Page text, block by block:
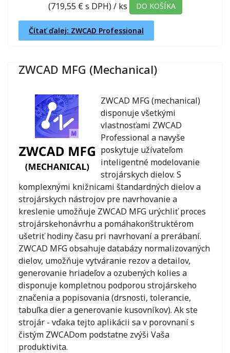
(719,55 € s DPH) / ks DO KOŠÍKA
Čítať ďalej: ZWCAD Professional
ZWCAD MFG (Mechanical)
ZWCAD MFG (mechanical)
disponuje všetkými
vlastnosťami ZWCAD
Professional a navyše
poskytuje užívateľom
inteligentné modelovanie
strojárskych dielov. S
komplexnými knižnicami štandardných dielov a
strojárskych nástrojov pre navrhovanie a
kreslenie umožňuje ZWCAD MFG urýchliť proces
strojárskehonávrhu a pomáhakonštruktérom
ušetriť hodiny času pri navrhovaní a prerábaní.
ZWCAD MFG obsahuje databázy normalizovaných
dielov, umožňuje vytváranie rezov a detailov,
generovanie hriadeľov a ozubených kolies a
disponuje kompletnou podporou strojárskeho
značenia a popisovania (drsnosti, tolerancie,
tabuľka dier a generovanie kusovníkov). Ak ste
strojár - vďaka tejto aplikácii sa v porovnaní s
čistým ZWCADom podstatne zvýši Vaša
produktivita.